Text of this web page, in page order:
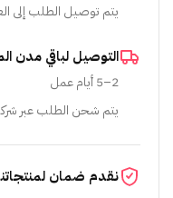
يتم توصيل الطلب إلى
التوصيل لباقي مدن
2–5 أيام عمل
يتم شحن الطلب عبر
نقدم ضمان